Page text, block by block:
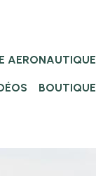
AERONAUTIQUE
BOUTIQUE